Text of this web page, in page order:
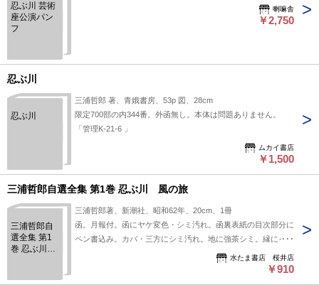
忍ぶ川 芸術
座公演パン
フ
喇嘛舎
￥2,750
忍ぶ川
忍ぶ川
三浦哲郎 著、青娥書房、53p 図、28cm
限定700部の内344番。外函無し。本体は問題ありません。
「管理K-21-6 」
ムカイ書店
￥1,500
三浦哲郎自選全集 第1巻 忍ぶ川 風の旅
三浦哲郎自
選全集 第1
巻 忍ぶ川
三浦哲郎著、新潮社、昭和62年、20cm、1冊
函。月報付。函にヤケ変色・シミ汚れ。函裏表紙の目次部分に
ペン書込み。カバ・三方にシミ汚れ。地に強茶シミ。縁にイタ
ミ。その他経年のヤケ・汚れ。通読には問題ございません。
水たま書店 桜井店
￥910